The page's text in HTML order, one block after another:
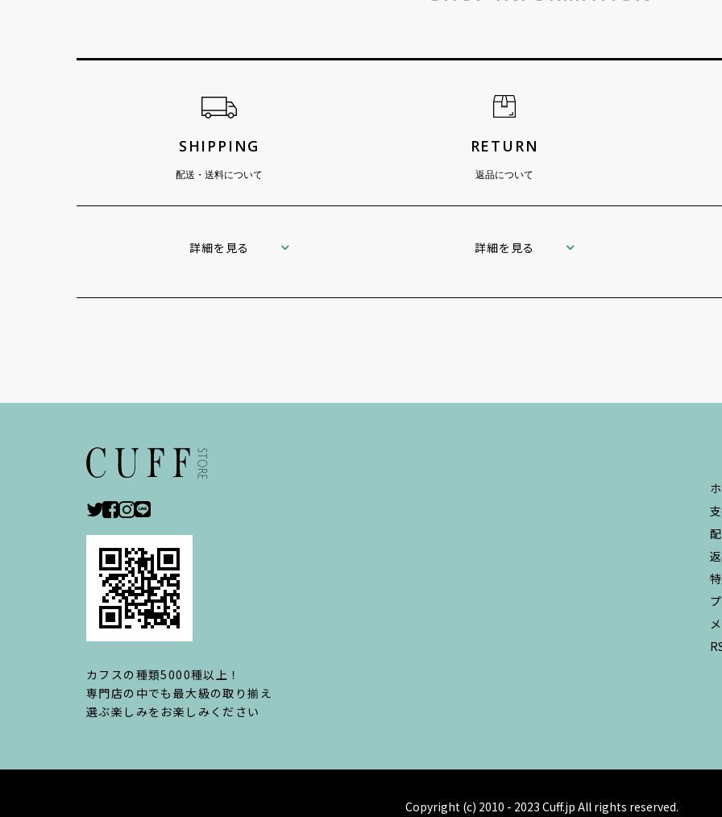
ショッピングガイド
SHIPPING
配送・送料について
詳細を見る
RETURN
返品について
詳細を見る
カフスの種類5000種以上！
専門店の中でも最大級の取り揃え
選ぶ楽しみをお楽しみください
Copyright (c) 2010 - 2023 Cuff.jp All rights reserved.